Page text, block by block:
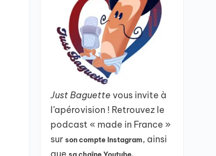
Just Baguettevous invite à
l’apérovision ! Retrouvez le
podcast « made in France »
surson compte Instagram, ainsi